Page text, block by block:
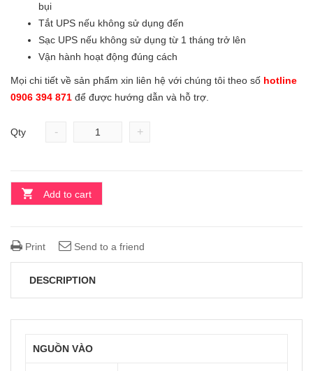
bụi
Tắt UPS nếu không sử dụng đến
Sạc UPS nếu không sử dụng từ 1 tháng trở lên
Vận hành hoạt động đúng cách
Mọi chi tiết về sản phẩm xin liên hệ với chúng tôi theo số hotline
0906 394 871 để được hướng dẫn và hỗ trợ.
Qty - +
Add to cart
Print Send to a friend
DESCRIPTION
NGUỒN VÀO